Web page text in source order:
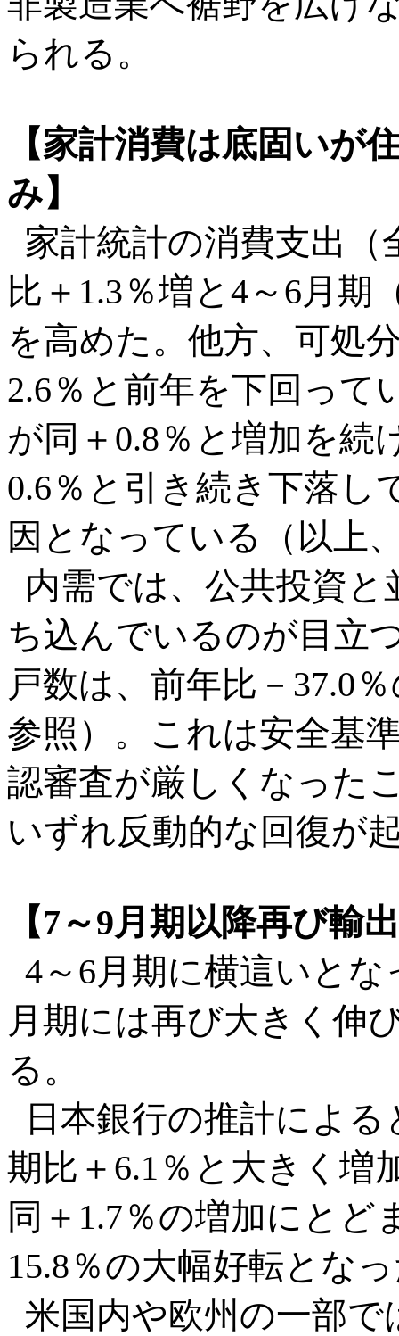
られる。
【家計消費は底固いが
み】
家計統計の消費支出（
比＋1.3％増と4～6月期
を高めた。他方、可処
2.6％と前年を下回って
が同＋0.8％と増加を続
0.6％と引き続き下落し
因となっている（以上
内需では、公共投資
ち込んでいるのが目立
戸数は、前年比－37.0
参照）。これは安全基
認審査が厳しくなった
いずれ反動的な回復が
【7～9月期以降再び輸
4～6月期に横這いと
月期には再び大きく伸
る。
日本銀行の推計によ
期比＋6.1％と大きく増
同＋1.7％の増加にとど
15.8％の大幅好転とな
米国内や欧州の一部